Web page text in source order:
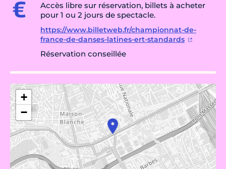
Accès libre sur réservation, billets à acheter
pour 1 ou 2 jours de spectacle.
https://www.billetweb.fr/championnat-de-
france-de-danses-latines-ert-standards
Réservation conseillée
+
−